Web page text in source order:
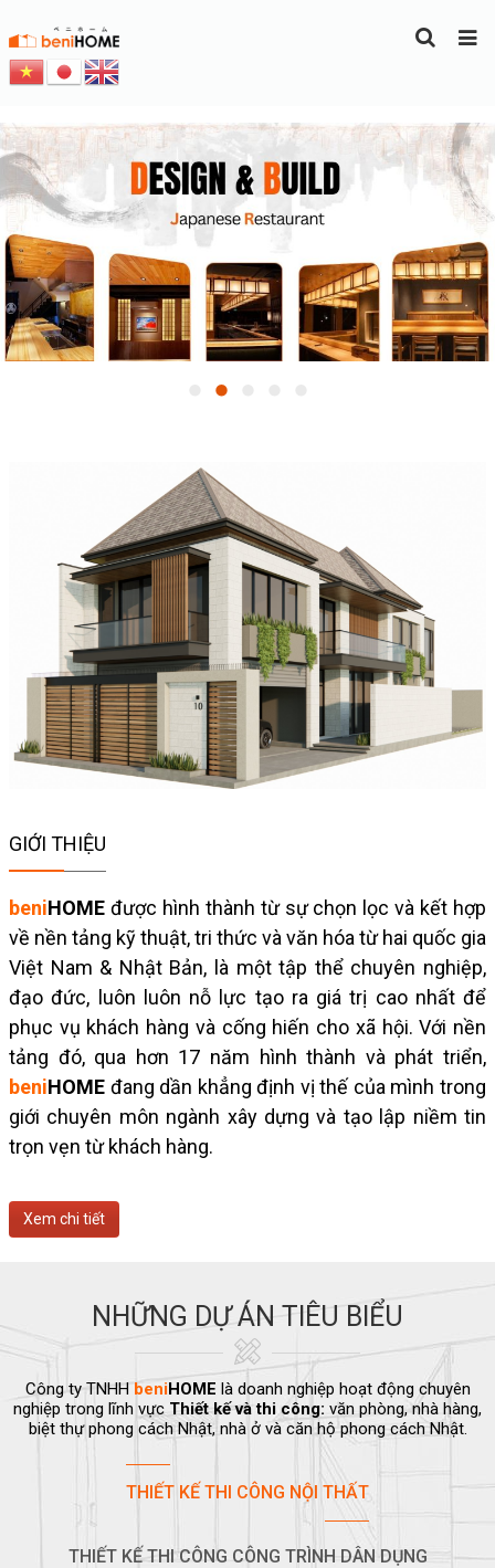
GIỚI THIỆU
beniHOME được hình thành từ sự chọn lọc và kết hợp
về nền tảng kỹ thuật, tri thức và văn hóa từ hai quốc gia
Việt Nam & Nhật Bản, là một tập thể chuyên nghiệp,
đạo đức, luôn luôn nỗ lực tạo ra giá trị cao nhất để
phục vụ khách hàng và cống hiến cho xã hội. Với nền
tảng đó, qua hơn 17 năm hình thành và phát triển,
beniHOME đang dần khẳng định vị thế của mình trong
giới chuyên môn ngành xây dựng và tạo lập niềm tin
trọn vẹn từ khách hàng.
Xem chi tiết
NHỮNG DỰ ÁN TIÊU BIỂU
Công ty TNHHbeniHOME là doanh nghiệp hoạt động chuyên
nghiệp trong lĩnh vực Thiết kế và thi công: văn phòng, nhà hàng,
biệt thự phong cách Nhật, nhà ở và căn hộ phong cách Nhật.
THIẾT KẾ THI CÔNG NỘI THẤT
THIẾT KẾ THI CÔNG CÔNG TRÌNH DÂN DỤNG